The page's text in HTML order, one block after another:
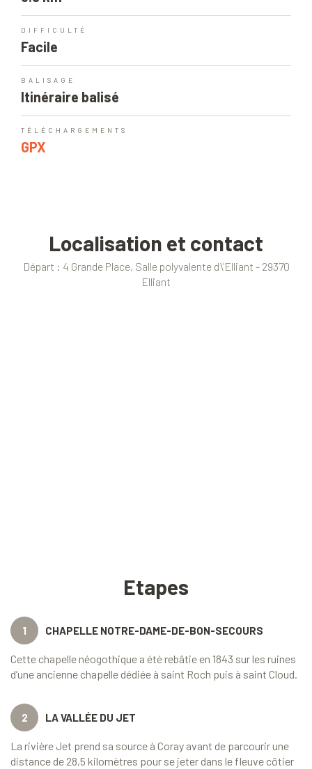
DIFFICULTÉ
Facile
BALISAGE
Itinéraire balisé
TÉLÉCHARGEMENTS
GPX
Localisation et contact
Départ : 4 Grande Place, Salle polyvalente d\'Elliant - 29370
Elliant
Etapes
1 CHAPELLE NOTRE-DAME-DE-BON-SECOURS
Cette chapelle néogothique a été rebâtie en 1843 sur les ruines
d’une ancienne chapelle dédiée à saint Roch puis à saint Cloud.
2 LA VALLÉE DU JET
La rivière Jet prend sa source à Coray avant de parcourir une
distance de 28,5 kilomètres pour se jeter dans le fleuve côtier